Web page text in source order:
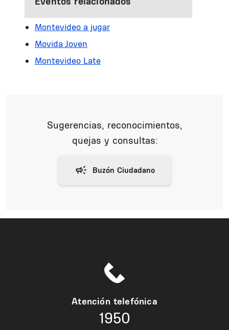
Montevideo a jugar
Movida Joven
Montevideo Late
Sugerencias, reconocimientos,
quejas y consultas:
Atención telefónica
1950